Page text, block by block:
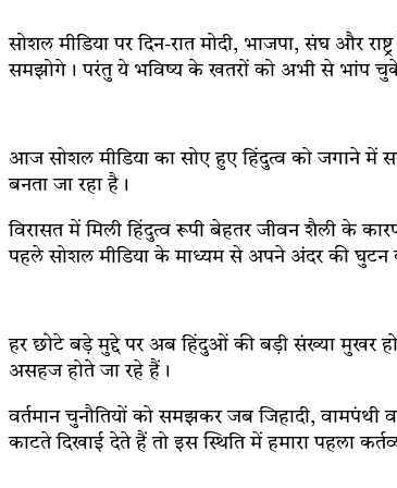
सोशल मीडिया पर दिन-रात मोदी, भाजपा, संघ और
समझोगे। परंतु ये भविष्य के खतरों को अभी से भांप चुके
आज सोशल मीडिया का सोए हुए हिंदुत्व को जगाने में
बनता जा रहा है।
विरासत में मिली हिंदुत्व रूपी बेहतर जीवन शैली के
पहले सोशल मीडिया के माध्यम से अपने अंदर की घुटन
हर छोटे बड़े मुद्दे पर अब हिंदुओं की बड़ी संख्या मुखर
असहज होते जा रहे हैं।
वर्तमान चुनौतियों को समझकर जब जिहादी,
काटते दिखाई देते हैं तो इस स्थिति में हमारा पहला